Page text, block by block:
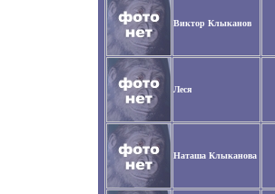
Виктор Клыканов
Леся
Наташа Клыканова